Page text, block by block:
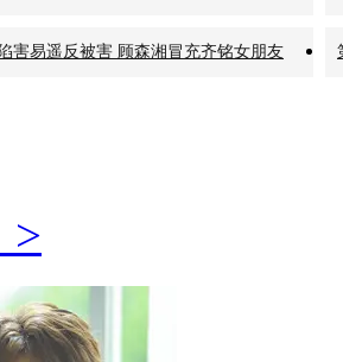
害易遥反被害 顾森湘冒充齐铭女朋友
>